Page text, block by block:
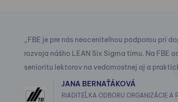
„FBE je pre nás neoceniteľnou podporou pri
rozvoja nášho LEAN Six Sigma tímu. Na FBE
senioritu lektorov na vedomostnej aj a
JANA BERNAŤÁKOVÁ
RIADITEĽKA ODBORU ORGANIZÁCIE A